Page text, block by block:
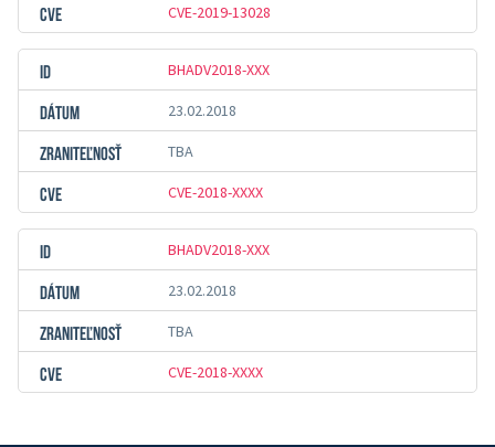
CVE-2019-13028
BHADV2018-XXX
23.02.2018
TBA
CVE-2018-XXXX
BHADV2018-XXX
23.02.2018
TBA
CVE-2018-XXXX